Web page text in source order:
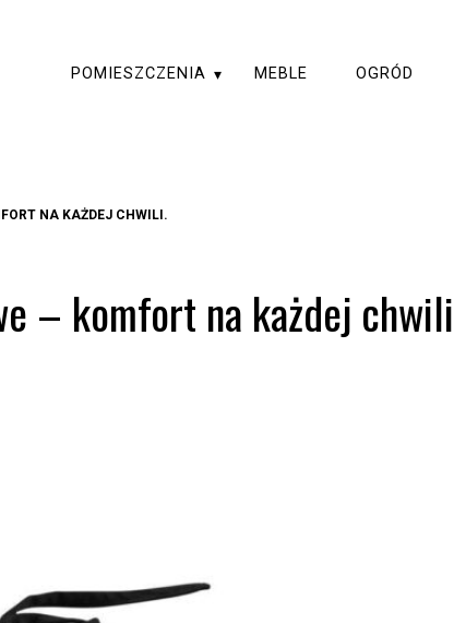
POMIESZCZENIA MEBLE OGRÓD
NA KAŻDEJ CHWILI.
– komfort na każdej